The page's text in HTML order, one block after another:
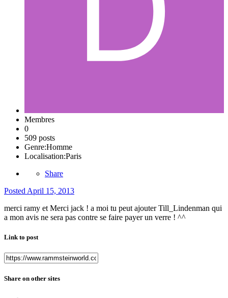
Membres
0
509 posts
Genre:Homme
Localisation:Paris
Share
Posted April 15, 2013
merci ramy et Merci jack ! a moi tu peut ajouter Till_Lindenman qui
a mon avis ne sera pas contre se faire payer un verre ! ^^
Link to post
Share on other sites